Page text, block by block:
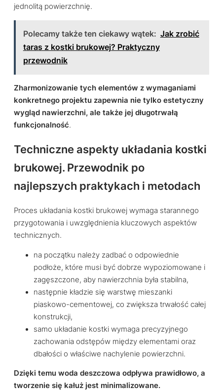
jednolitą powierzchnię.
Polecamy także ten ciekawy wątek: Jak zrobić
taras z kostki brukowej? Praktyczny
przewodnik
Zharmonizowanie tych elementów z wymaganiami
konkretnego projektu zapewnia nie tylko estetyczny
wygląd nawierzchni, ale także jej długotrwałą
funkcjonalność.
Techniczne aspekty układania kostki
brukowej. Przewodnik po
najlepszych praktykach i metodach
Proces układania kostki brukowej wymaga starannego
przygotowania i uwzględnienia kluczowych aspektów
technicznych.
na początku należy zadbać o odpowiednie
podłoże, które musi być dobrze wypoziomowane i
zagęszczone, aby nawierzchnia była stabilna,
następnie kładzie się warstwę mieszanki
piaskowo-cementowej, co zwiększa trwałość całej
konstrukcji,
samo układanie kostki wymaga precyzyjnego
zachowania odstępów między elementami oraz
dbałości o właściwe nachylenie powierzchni.
Dzięki temu woda deszczowa odpływa prawidłowo, a
tworzenie się kałuż jest minimalizowane.